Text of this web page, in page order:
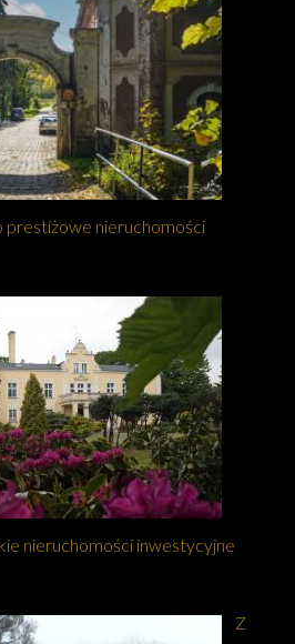
prestiżowe nieruchomości
nieruchomości inwestycyjne
Z